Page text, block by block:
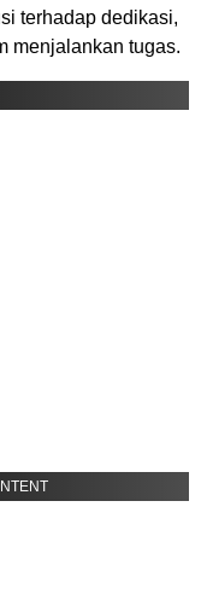
terhadap dedikasi,
menjalankan tugas.